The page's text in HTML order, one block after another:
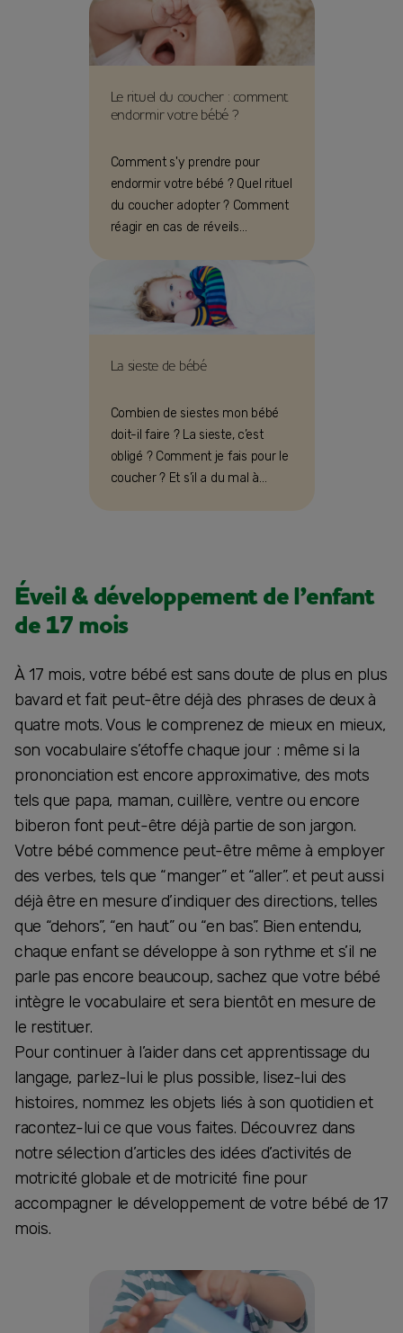
Le rituel du coucher : comment
endormir votre bébé ?
Comment s'y prendre pour
endormir votre bébé ? Quel rituel
du coucher adopter ? Comment
réagir en cas de réveils
La sieste de bébé
Combien de siestes mon bébé
doit-il faire ? La sieste, c’est
obligé ? Comment je fais pour le
coucher ? Et s’il a du mal à
Éveil & développement de l’enfant
de 17 mois
À 17 mois, votre bébé est sans doute de plus en plus
bavard et fait peut-être déjà des phrases de deux à
quatre mots. Vous le comprenez de mieux en mieux,
son vocabulaire s’étoffe chaque jour : même si la
prononciation est encore approximative, des mots
tels que papa, maman, cuillère, ventre ou encore
biberon font peut-être déjà partie de son jargon.
Votre bébé commence peut-être même à employer
des verbes, tels que “manger” et “aller”. et peut aussi
déjà être en mesure d’indiquer des directions, telles
que “dehors”, “en haut” ou “en bas”. Bien entendu,
chaque enfant se développe à son rythme et s’il ne
parle pas encore beaucoup, sachez que votre bébé
intègre le vocabulaire et sera bientôt en mesure de
le restituer.
Pour continuer à l’aider dans cet apprentissage du
langage, parlez-lui le plus possible, lisez-lui des
histoires, nommez les objets liés à son quotidien et
racontez-lui ce que vous faites. Découvrez dans
notre sélection d’articles des idées d’activités de
motricité globale et de motricité fine pour
accompagner le développement de votre bébé de 17
mois.